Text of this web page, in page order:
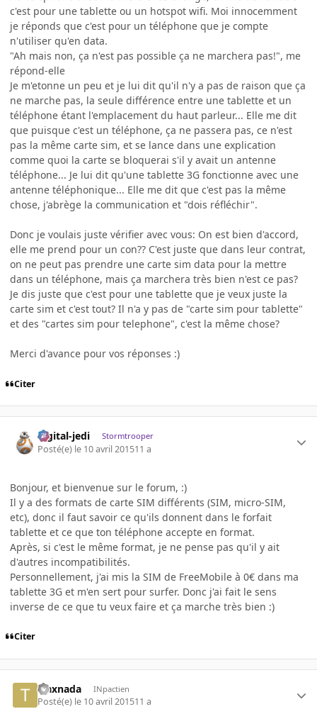
c'est pour une tablette ou un hotspot wifi. Moi innocemment
je réponds que c'est pour un téléphone que je compte
n'utiliser qu'en data.
"Ah mais non, ça n'est pas possible ça ne marchera pas!", me
répond-elle
Je m'etonne un peu et je lui dit qu'il n'y a pas de raison que ça
ne marche pas, la seule différence entre une tablette et un
téléphone étant l'emplacement du haut parleur... Elle me dit
que puisque c'est un téléphone, ça ne passera pas, ce n'est
pas la même carte sim, et se lance dans une explication
comme quoi la carte se bloquerai s'il y avait un antenne
téléphone... Je lui dit qu'une tablette 3G fonctionne avec une
antenne téléphonique... Elle me dit que c'est pas la même
chose, j'abrège la communication et "dois réfléchir".
Donc je voulais juste vérifier avec vous: On est bien d'accord,
elle me prend pour un con?? C'est juste que dans leur contrat,
on ne peut pas prendre une carte sim data pour la mettre
dans un téléphone, mais ça marchera très bien n'est ce pas?
Je dis juste que c'est pour une tablette que je veux juste la
carte sim et c'est tout? Il n'a y pas de "carte sim pour tablette"
et des "cartes sim pour telephone", c'est la même chose?
Merci d'avance pour vos réponses :)
Citer
digital-jedi Stormtrooper
Posté(e) le 10 avril 201511 a
Bonjour, et bienvenue sur le forum, :)
Il y a des formats de carte SIM différents (SIM, micro-SIM,
etc), donc il faut savoir ce qu'ils donnent dans le forfait
tablette et ce que ton téléphone accepte en format.
Après, si c'est le même format, je ne pense pas qu'il y ait
d'autres incompatibilités.
Personnellement, j'ai mis la SIM de FreeMobile à 0€ dans ma
tablette 3G et m'en sert pour surfer. Donc j'ai fait le sens
inverse de ce que tu veux faire et ça marche très bien :)
Citer
traxnada INpactien
Posté(e) le 10 avril 201511 a